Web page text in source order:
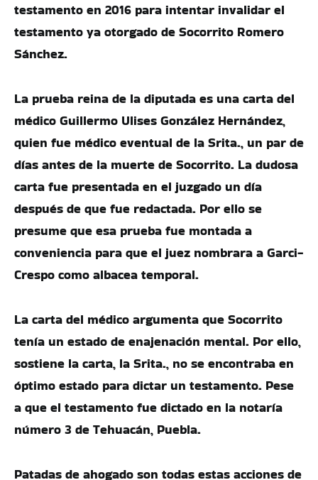
testamento en 2016 para intentar invalidar el
testamento ya otorgado de Socorrito Romero
Sánchez.
La prueba reina de la diputada es una carta del
médico Guillermo Ulises González Hernández,
quien fue médico eventual de la Srita., un par de
días antes de la muerte de Socorrito. La dudosa
carta fue presentada en el juzgado un día
después de que fue redactada. Por ello se
presume que esa prueba fue montada a
conveniencia para que el juez nombrara a Garci-
Crespo como albacea temporal.
La carta del médico argumenta que Socorrito
tenía un estado de enajenación mental. Por ello,
sostiene la carta, la Srita., no se encontraba en
óptimo estado para dictar un testamento. Pese
a que el testamento fue dictado en la notaría
número 3 de Tehuacán, Puebla.
Patadas de ahogado son todas estas acciones de